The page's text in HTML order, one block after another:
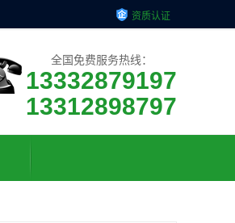
资质认证
全国免费服务热线：
13332879197
13312898797